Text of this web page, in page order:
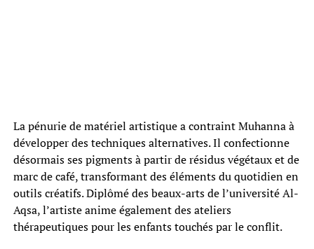
La pénurie de matériel artistique a contraint Muhanna à
développer des techniques alternatives. Il confectionne
désormais ses pigments à partir de résidus végétaux et de
marc de café, transformant des éléments du quotidien en
outils créatifs. Diplômé des beaux-arts de l’université Al-
Aqsa, l’artiste anime également des ateliers
thérapeutiques pour les enfants touchés par le conflit.